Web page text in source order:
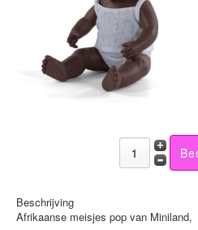
Beschrijving
Afrikaanse meisjes pop van Miniland,